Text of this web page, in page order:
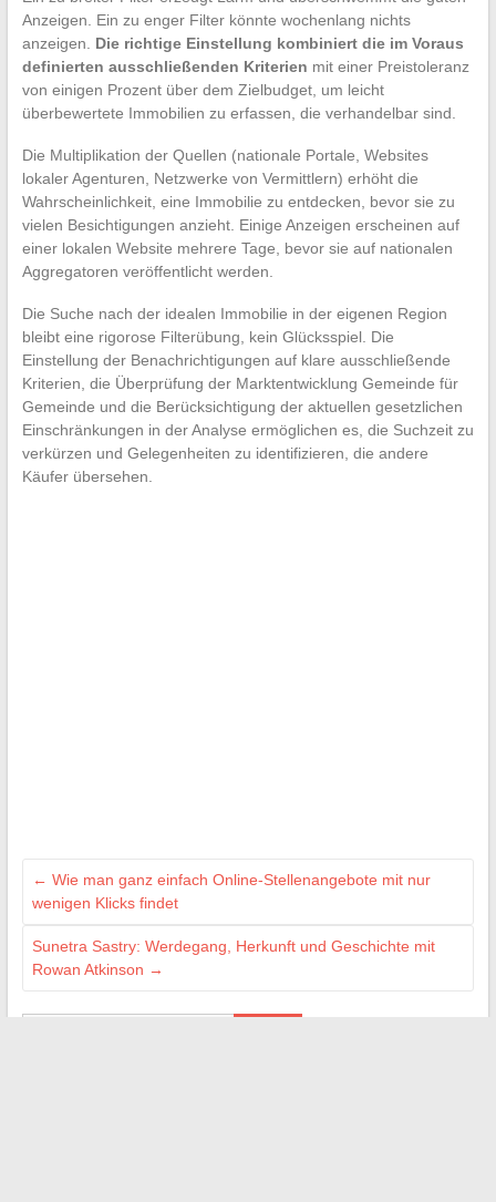
Anzeigen. Ein zu enger Filter könnte wochenlang nichts
anzeigen. Die richtige Einstellung kombiniert die im Voraus
definierten ausschließenden Kriterien mit einer Preistoleranz
von einigen Prozent über dem Zielbudget, um leicht
überbewertete Immobilien zu erfassen, die verhandelbar sind.
Die Multiplikation der Quellen (nationale Portale, Websites
lokaler Agenturen, Netzwerke von Vermittlern) erhöht die
Wahrscheinlichkeit, eine Immobilie zu entdecken, bevor sie zu
vielen Besichtigungen anzieht. Einige Anzeigen erscheinen auf
einer lokalen Website mehrere Tage, bevor sie auf nationalen
Aggregatoren veröffentlicht werden.
Die Suche nach der idealen Immobilie in der eigenen Region
bleibt eine rigorose Filterübung, kein Glücksspiel. Die
Einstellung der Benachrichtigungen auf klare ausschließende
Kriterien, die Überprüfung der Marktentwicklung Gemeinde für
Gemeinde und die Berücksichtigung der aktuellen gesetzlichen
Einschränkungen in der Analyse ermöglichen es, die Suchzeit zu
verkürzen und Gelegenheiten zu identifizieren, die andere
Käufer übersehen.
← Wie man ganz einfach Online-Stellenangebote mit nur
wenigen Klicks findet
Sunetra Sastry: Werdegang, Herkunft und Geschichte mit
Rowan Atkinson →